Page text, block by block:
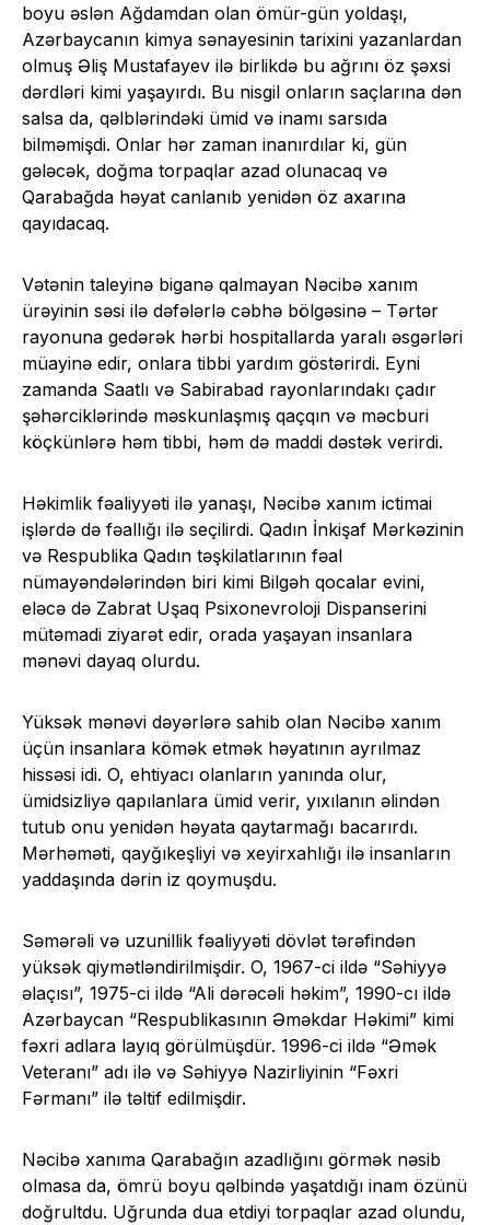
boyu əslən Ağdamdan olan ömür-gün yoldaşı,
Azərbaycanın kimya sənayesinin tarixini yazanlardan
olmuş Əliş Mustafayev ilə birlikdə bu ağrını öz şəxsi
dərdləri kimi yaşayırdı. Bu nisgil onların saçlarına dən
salsa da, qəlblərindəki ümid və inamı sarsıda
bilməmişdi. Onlar hər zaman inanırdılar ki, gün
gələcək, doğma torpaqlar azad olunacaq və
Qarabağda həyat canlanıb yenidən öz axarına
qayıdacaq.
Vətənin taleyinə biganə qalmayan Nəcibə xanım
ürəyinin səsi ilə dəfələrlə cəbhə bölgəsinə – Tərtər
rayonuna gedərək hərbi hospitallarda yaralı əsgərləri
müayinə edir, onlara tibbi yardım göstərirdi. Eyni
zamanda Saatlı və Sabirabad rayonlarındakı çadır
şəhərciklərində məskunlaşmış qaçqın və məcburi
köçkünlərə həm tibbi, həm də maddi dəstək verirdi.
Həkimlik fəaliyyəti ilə yanaşı, Nəcibə xanım ictimai
işlərdə də fəallığı ilə seçilirdi. Qadın İnkişaf Mərkəzinin
və Respublika Qadın təşkilatlarının fəal
nümayəndələrindən biri kimi Bilgəh qocalar evini,
eləcə də Zabrat Uşaq Psixonevroloji Dispanserini
mütəmadi ziyarət edir, orada yaşayan insanlara
mənəvi dayaq olurdu.
Yüksək mənəvi dəyərlərə sahib olan Nəcibə xanım
üçün insanlara kömək etmək həyatının ayrılmaz
hissəsi idi. O, ehtiyacı olanların yanında olur,
ümidsizliyə qapılanlara ümid verir, yıxılanın əlindən
tutub onu yenidən həyata qaytarmağı bacarırdı.
Mərhəməti, qayğıkeşliyi və xeyirxahlığı ilə insanların
yaddaşında dərin iz qoymuşdu.
Səmərəli və uzunillik fəaliyyəti dövlət tərəfindən
yüksək qiymətləndirilmişdir. O, 1967-ci ildə “Səhiyyə
əlaçısı”, 1975-ci ildə “Ali dərəcəli həkim”, 1990-cı ildə
Azərbaycan “Respublikasının Əməkdar Həkimi” kimi
fəxri adlara layıq görülmüşdür. 1996-ci ildə “Əmək
Veteranı” adı ilə və Səhiyyə Nazirliyinin “Fəxri
Fərmanı” ilə təltif edilmişdir.
Nəcibə xanıma Qarabağın azadlığını görmək nəsib
olmasa da, ömrü boyu qəlbində yaşatdığı inam özünü
doğrultdu. Uğrunda dua etdiyi torpaqlar azad olundu,